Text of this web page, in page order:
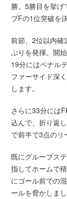
勝。5勝目を挙
プFの1位突破を
前節、2位以内確
ぶりを発揮。開
19分にはペナル
ファーサイド深
します。
さらに33分には
込んで、折り返
で前半で3点のリ
既にグループス
指してホームで
にゴール前での
ールを脅かしま